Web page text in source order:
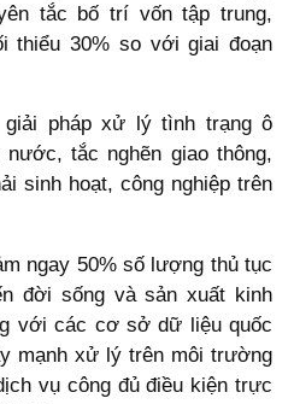
tắc bố trí vốn tập trung,
thiểu 30% so với giai đoạn
giải pháp xử lý tình trạng ô
tắc nghẽn giao thông,
sinh hoạt, công nghiệp trên
ngay 50% số lượng thủ tục
đời sống và sản xuất kinh
với các cơ sở dữ liệu quốc
mạnh xử lý trên môi trường
vụ công đủ điều kiện trực